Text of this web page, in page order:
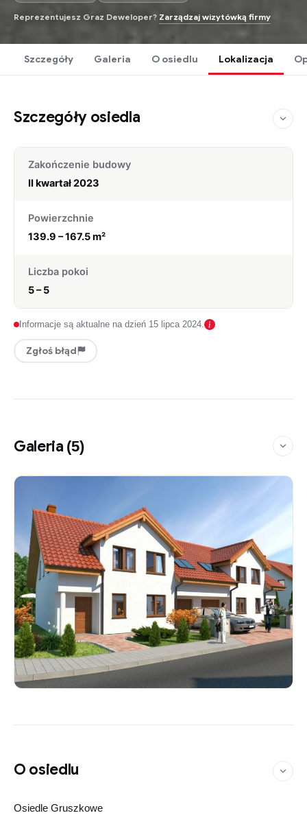
Reprezentujesz Graz Deweloper? Zarządzaj wizytówką firmy
Szczegóły Galeria O osiedlu Lokalizacja
Szczegóły osiedla
Zakończenie budowy
II kwartał 2023
Powierzchnie
139.9 – 167.5 m²
Liczba pokoi
5 – 5
Informacje są aktualne na dzień 15 lipca 2024.
Zgłoś błąd
Galeria (5)
O osiedlu
Osiedle Gruszkowe